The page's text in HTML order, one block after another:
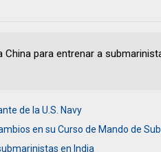
para entrenar a
de la U.S. Navy
en su Curso de Mando de
en India